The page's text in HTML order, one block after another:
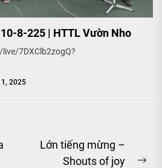
8-225 | HTTL Vườn Nho
7DXClb2zogQ?
2025
Lớn tiếng mừng –
Shouts of joy